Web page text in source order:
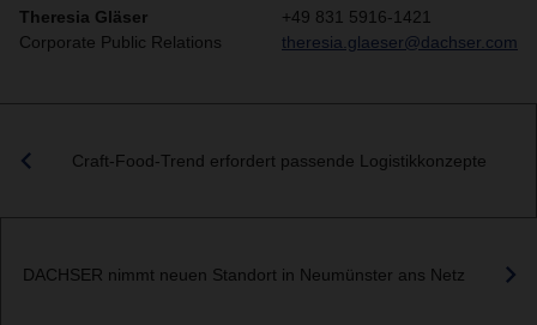
Theresia Gläser
Corporate Public Relations
+49 831 5916-1421
theresia.glaeser@dachser.com
Craft-Food-Trend erfordert passende Logistikkonzepte
DACHSER nimmt neuen Standort in Neumünster ans Netz